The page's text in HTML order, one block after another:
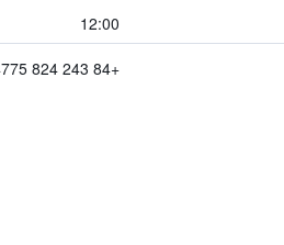
12:00
+84 243 824 4775